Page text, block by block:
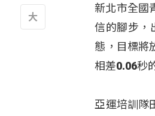
新北市全國
信的腳步，
態，目標將
相差0.06秒
亞運培訓隊